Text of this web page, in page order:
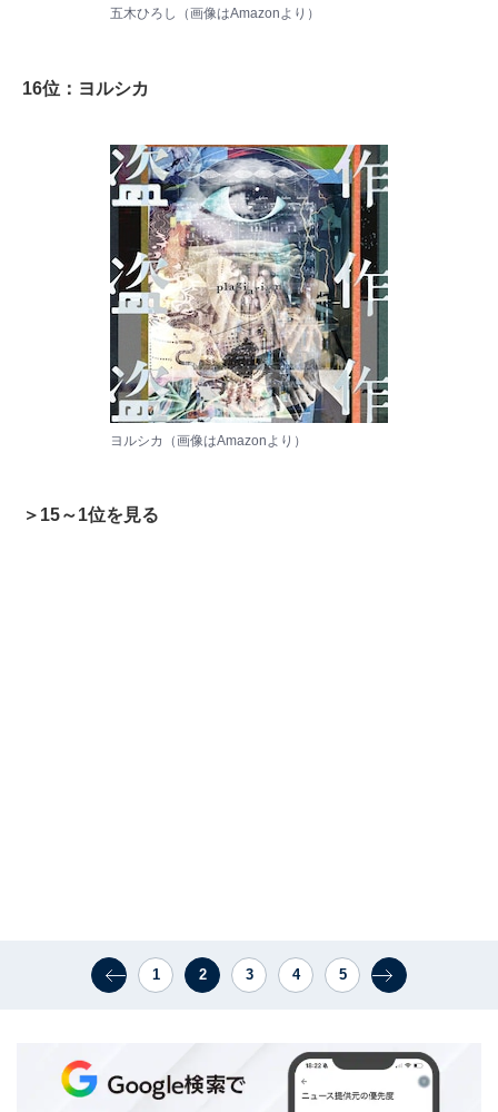
五木ひろし（画像はAmazonより）
16位：ヨルシカ
ヨルシカ（画像はAmazon より）
＞15～1位を見る
1 2 3 4 5